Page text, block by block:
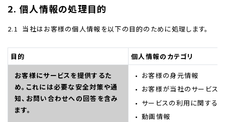
2. 個人情報の処理目的
2.1 当社はお客様の個人情報を以下の目的のために処理します。
目的
個人情報のカテゴリ
お客様にサービスを提供するた
め。これには必要な安全対策や通
知、お問い合わせへの回答を含み
ます。
お客様の身元情報
お客様が当社のサービス
サービスの利用に関する
動画情報